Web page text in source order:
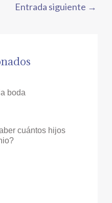
Entrada siguiente →
boda
cuántos hijos